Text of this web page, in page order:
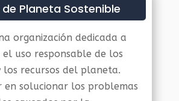
Planeta Sostenible
organización dedicada a
uso responsable de los
los recursos del planeta.
en solucionar los problemas